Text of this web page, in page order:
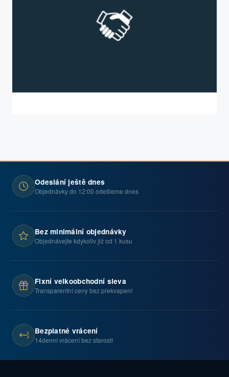
Odeslání ještě dnes
Objednávky do 12:00 odešleme dnes
Bez minimální objednávky
Objednávejte kdykoliv již od 1 kusu
Fixní velkoobchodní sleva
Transparentní ceny bez překvapení
Bezplatné vrácení
14denní vrácení bez starostí